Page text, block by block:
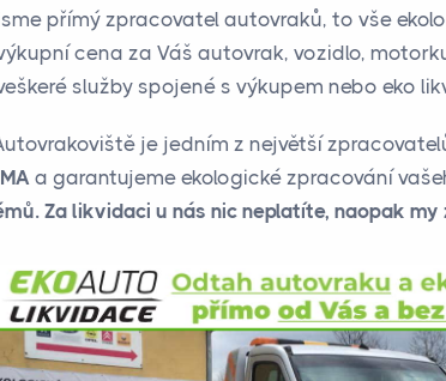
přímý zpracovatel autovraků, to vše
cena za Váš autovrak, vozidlo,
služby spojené s výkupem nebo eko
je jedním z největší
a garantujeme ekologické zpracování
Za likvidaci u nás nic neplatíte, naopak my